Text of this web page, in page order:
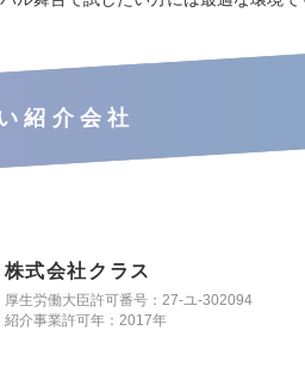
紹介会社
株式会社クラス
厚生労働大臣許可番号：27-ユ-302094
紹介事業許可年：2017年